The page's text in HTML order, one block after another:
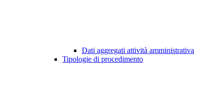
Dati aggregati attività amministrativa
Tipologie di procedimento